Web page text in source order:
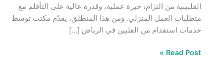
الفلبينية من التزام، خبرة عملية، وقدرة عالية على التأقلم مع
متطلبات العمل المنزلي. ومن هذا المنطلق، يقدّم مكتب توسط
خدمات استقدام من الفلبين في الرياض […]
Read Post »